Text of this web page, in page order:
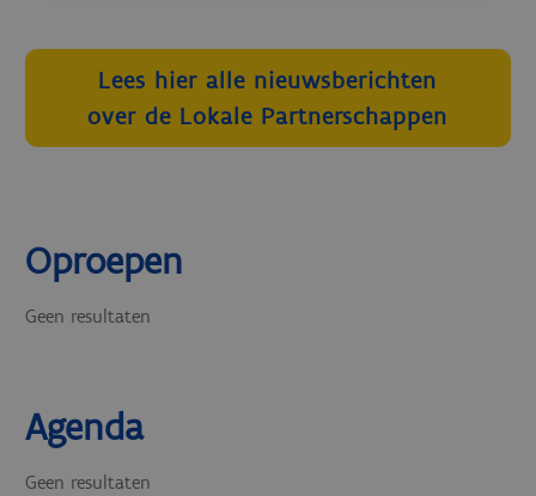
Lees hier alle nieuwsberichten
over de Lokale Partnerschappen
Oproepen
Geen resultaten
Agenda
Geen resultaten